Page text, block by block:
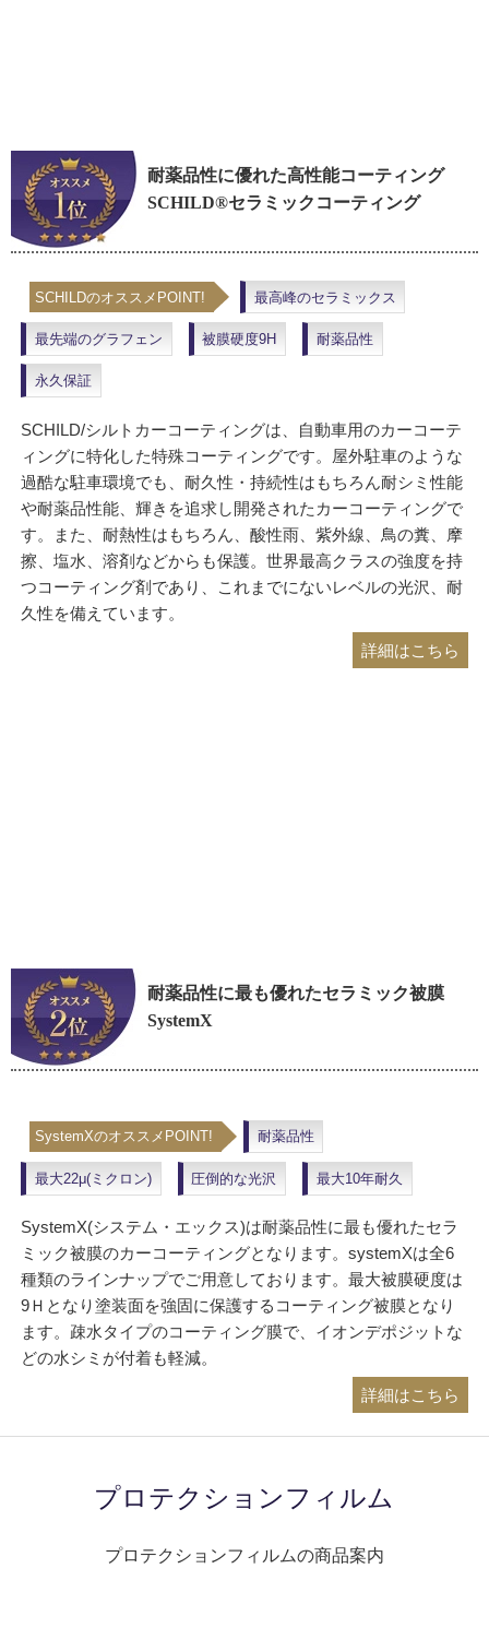
SCHILD®セラミックコーティング
SCHILDのオススメPOINT! 最高峰のセラミックス
最先端のグラフェン 被膜硬度9H 耐薬品性
永久保証
ィングに特化した特殊コーティングです。屋外駐車のような
過酷な駐車環境でも、耐久性・持続性はもちろん耐シミ性能
や耐薬品性能、輝きを追求し開発されたカーコーティングで
す。また、耐熱性はもちろん、酸性雨、紫外線、鳥の糞、摩
擦、塩水、溶剤などからも保護。世界最高クラスの強度を持
つコーティング剤であり、これまでにないレベルの光沢、耐
久性を備えています。
詳細はこちら
SystemX
SystemXのオススメPOINT! 耐薬品性
最大22μ(ミクロン) 圧倒的な光沢 最大10年耐久
ミック被膜のカーコーティングとなります。systemXは全6
種類のラインナップでご用意しております。最大被膜硬度は
9Ｈとなり塗装面を強固に保護するコーティング被膜となり
ます。疎水タイプのコーティング膜で、イオンデポジットな
どの水シミが付着も軽減。
詳細はこちら
プロテクションフィルム